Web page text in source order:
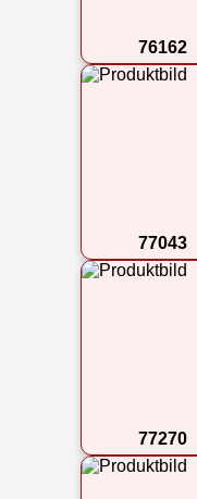
76162
77043
77270